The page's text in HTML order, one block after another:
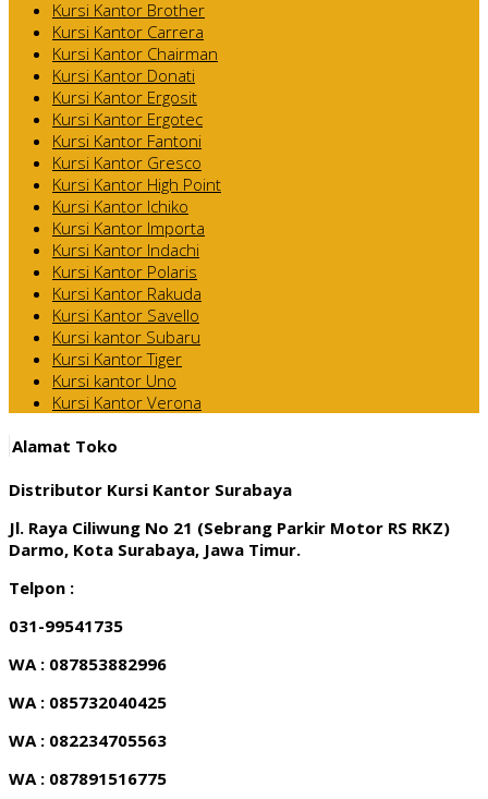
Kursi Kantor Brother
Kursi Kantor Carrera
Kursi Kantor Chairman
Kursi Kantor Donati
Kursi Kantor Ergosit
Kursi Kantor Ergotec
Kursi Kantor Fantoni
Kursi Kantor Gresco
Kursi Kantor High Point
Kursi Kantor Ichiko
Kursi Kantor Importa
Kursi Kantor Indachi
Kursi Kantor Polaris
Kursi Kantor Rakuda
Kursi Kantor Savello
Kursi kantor Subaru
Kursi Kantor Tiger
Kursi kantor Uno
Kursi Kantor Verona
Alamat Toko
Distributor Kursi Kantor Surabaya
Jl. Raya Ciliwung No 21 (Sebrang Parkir Motor RS RKZ)
Darmo, Kota Surabaya, Jawa Timur.
Telpon :
031-99541735
WA : 087853882996
WA : 085732040425
WA : 082234705563
WA : 087891516775